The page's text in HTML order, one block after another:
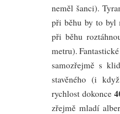
neměl šanci).
při běhu by to byl
při běhu
metru).
samozřejmě s
stavěného (i
rychlost dokonce
zřejmě mladí